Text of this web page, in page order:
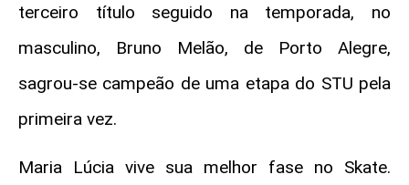
terceiro título seguido na temporada, no
masculino, Bruno Melão, de Porto Alegre,
sagrou-se campeão de uma etapa do STU pela
primeira vez.
Maria Lúcia vive sua melhor fase no Skate.